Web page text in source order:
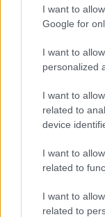
I want to
Google for
I want to
personalized
I want to
related to
device
I want to
related to
I want to
related to
GigSkysi
connettività
tradizionale
Il servizio si
internazionale
copertura
mobili.
modello